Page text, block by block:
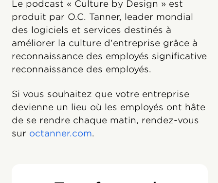
Le podcast « Culture by Design » est
produit par O.C. Tanner, leader mondial
des logiciels et services destinés à
améliorer la culture d'entreprise grâce à
reconnaissance des employés significative
reconnaissance des employés.
Si vous souhaitez que votre entreprise
devienne un lieu où les employés ont hâte
de se rendre chaque matin, rendez-vous
sur octanner.com.